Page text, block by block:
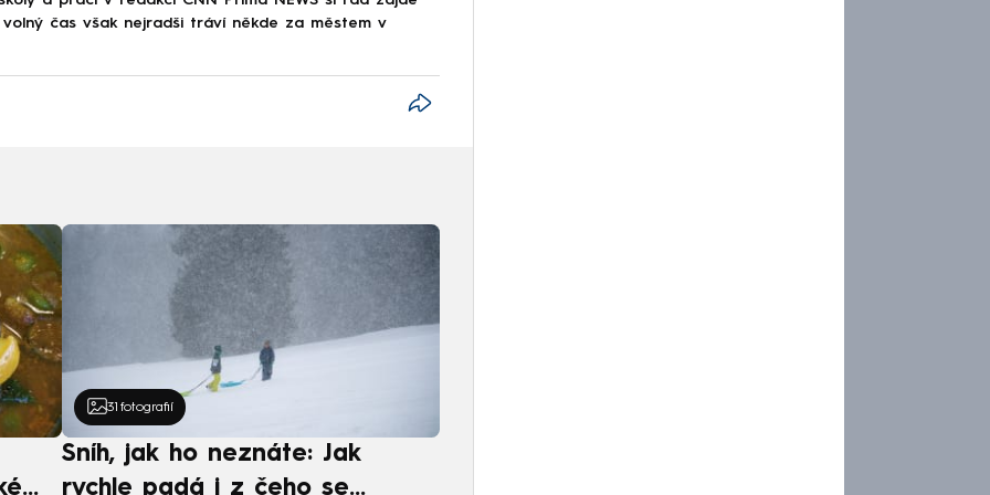
čas však nejradši tráví někde za městem v
31 fotografií
Sníh, jak ho neznáte: Jak
rychle padá i z čeho se